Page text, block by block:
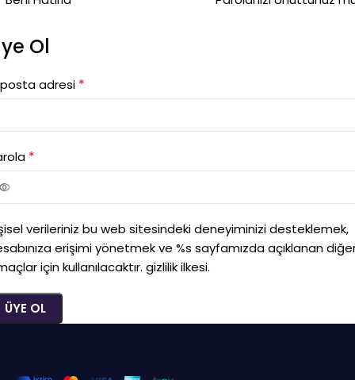
Ol
adresi *
*
verileriniz bu web sitesindeki deneyiminizi desteklemek,
erişimi yönetmek ve %s sayfamızda açıklanan
için kullanılacaktır. gizlilik ilkesi.
ÜYE OL